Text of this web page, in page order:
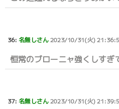
36: 名無しさん2023/10/31(火)
恒常のブローニャ強くしすぎ
37: 名無しさん2023/10/31(火)